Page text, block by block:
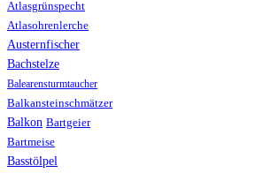
Atlasgrünspecht
Atlasohrenlerche
Austernfischer
Bachstelze
Balearensturmtaucher
Balkansteinschmätzer
Balkon Bartgeier
Bartmeise
Basstölpel